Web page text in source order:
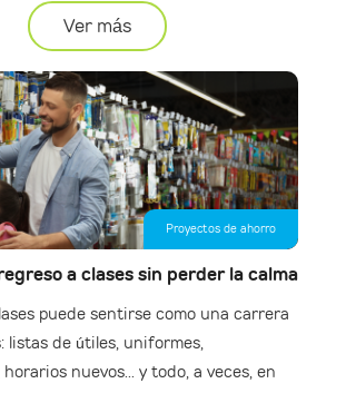
Ver más
Proyectos de ahorro
a clases sin perder la calma
puede sentirse como una carrera
listas de útiles, uniformes,
nuevos... y todo, a veces, en